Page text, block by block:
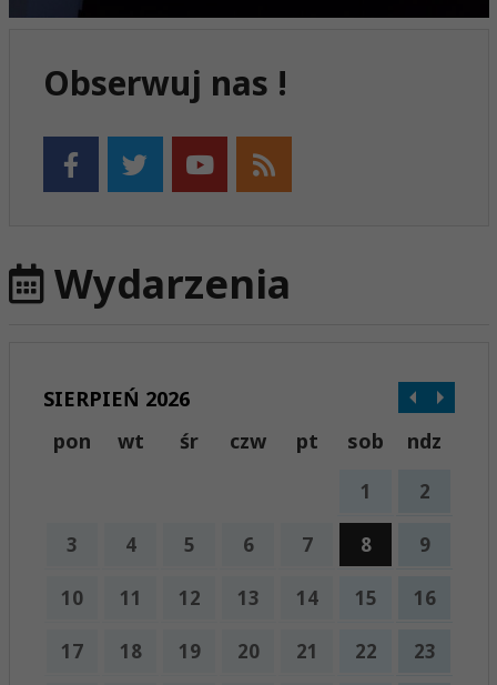
Obserwuj nas !
Wydarzenia
SIERPIEŃ 2026
pon
wt śr czw pt sob ndz
1 2
3 4 5 6 7 8 9
10 11 12 13 14 15 16
17 18 19 20 21 22 23